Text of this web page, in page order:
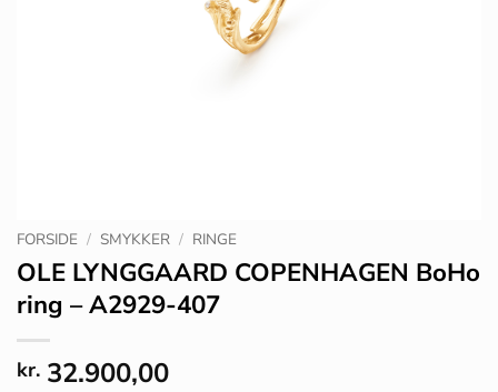
FORSIDE / SMYKKER / RINGE
OLE LYNGGAARD COPENHAGEN BoHo
ring – A2929-407
kr. 32.900,00